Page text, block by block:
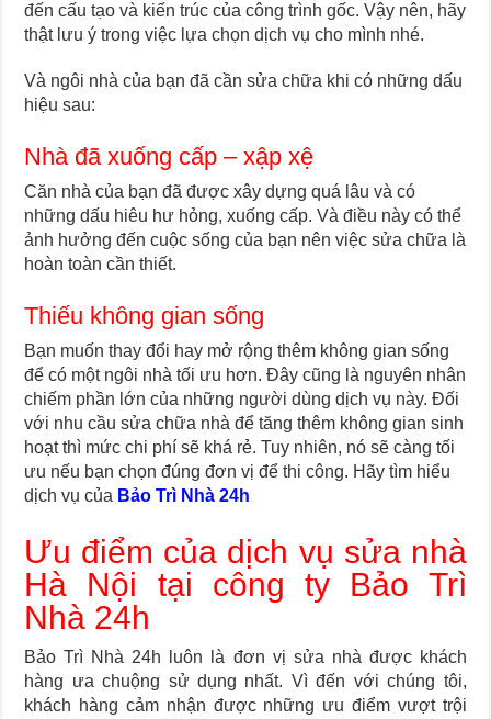
đến cấu tạo và kiến trúc của công trình gốc. Vậy nên, hãy
thật lưu ý trong việc lựa chọn dịch vụ cho mình nhé.
Và ngôi nhà của bạn đã cần sửa chữa khi có những dấu
hiệu sau:
Nhà đã xuống cấp – xập xệ
Căn nhà của bạn đã được xây dựng quá lâu và có
những dấu hiêu hư hỏng, xuống cấp. Và điều này có thể
ảnh hưởng đến cuộc sống của bạn nên việc sửa chữa là
hoàn toàn cần thiết.
Thiếu không gian sống
Bạn muốn thay đổi hay mở rộng thêm không gian sống
để có một ngôi nhà tối ưu hơn. Đây cũng là nguyên nhân
chiếm phần lớn của những người dùng dịch vụ này. Đối
với nhu cầu sửa chữa nhà để tăng thêm không gian sinh
hoạt thì mức chi phí sẽ khá rẻ. Tuy nhiên, nó sẽ càng tối
ưu nếu bạn chọn đúng đơn vị để thi công. Hãy tìm hiểu
dịch vụ của Bảo Trì Nhà 24h
Ưu điểm của dịch vụ sửa nhà
Hà Nội tại công ty Bảo Trì
Nhà 24h
Bảo Trì Nhà 24h luôn là đơn vị sửa nhà được khách
hàng ưa chuộng sử dụng nhất. Vì đến với chúng tôi,
khách hàng cảm nhận được những ưu điểm vượt trội